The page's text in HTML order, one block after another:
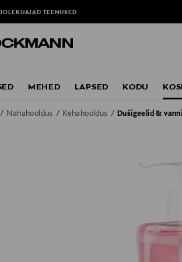
TEENUSED
MEHED LAPSED KODU
Nahahooldus Kehahooldus Dušigeelid &